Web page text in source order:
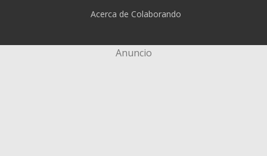
Acerca de Colaborando
Anuncio